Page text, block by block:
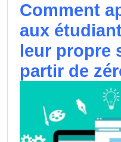
Comment
aux
leur propre
partir de